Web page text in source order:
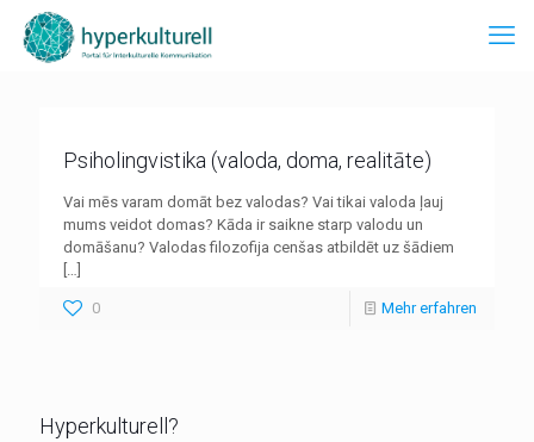
Psiholingvistika (valoda, doma, realitāte)
Vai mēs varam domāt bez valodas? Vai tikai valoda ļauj
mums veidot domas? Kāda ir saikne starp valodu un
domāšanu? Valodas filozofija cenšas atbildēt uz šādiem
[…]
0 Mehr erfahren
Hyperkulturell?